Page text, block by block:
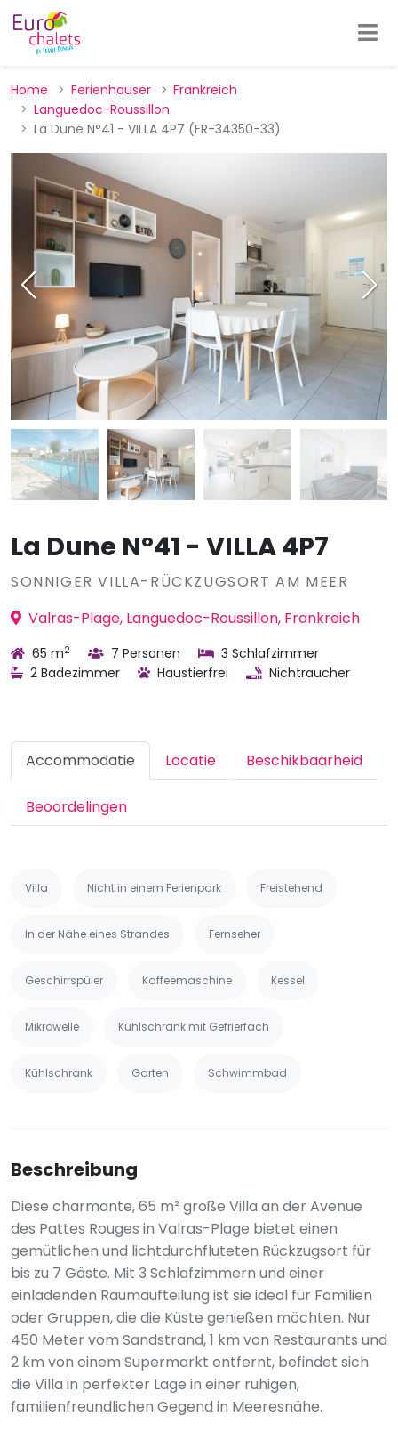
Home Ferienhauser
Frankreich
Languedoc-Roussillon
La Dune N°41 - VILLA 4P7 (FR-34350-33)
La Dune N°41 - VILLA 4P7
SONNIGER VILLA-RÜCKZUGSORT AM MEER
Valras-Plage, Languedoc-Roussillon, Frankreich
65 m2 7 Personen
3 Schlafzimmer
2 Badezimmer
Haustierfrei Nichtraucher
Accommodatie Locatie Beschikbaarheid
Beoordelingen
Villa Nicht in einem Ferienpark Freistehend
In der Nähe eines Strandes Fernseher
Geschirrspüler Kaffeemaschine Kessel
Mikrowelle Kühlschrank mit Gefrierfach
Kühlschrank Garten Schwimmbad
Beschreibung
Diese charmante, 65 m² große Villa an der Avenue
des Pattes Rouges in Valras-Plage bietet einen
gemütlichen und lichtdurchfluteten Rückzugsort für
bis zu 7 Gäste. Mit 3 Schlafzimmern und einer
einladenden Raumaufteilung ist sie ideal für Familien
oder Gruppen, die die Küste genießen möchten. Nur
450 Meter vom Sandstrand, 1 km von Restaurants und
2 km von einem Supermarkt entfernt, befindet sich
die Villa in perfekter Lage in einer ruhigen,
familienfreundlichen Gegend in Meeresnähe.